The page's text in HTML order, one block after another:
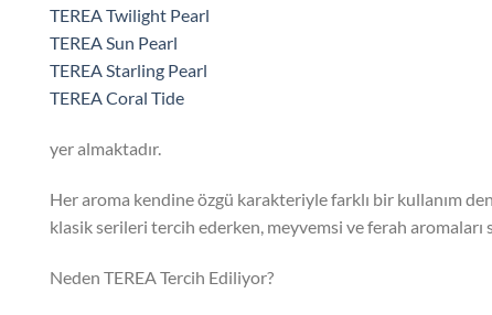
TEREA Twilight Pearl
TEREA Sun Pearl
TEREA Starling Pearl
TEREA Coral Tide
yer almaktadır.
Her aroma kendine özgü karakteriyle farklı bir kullanım
klasik serileri tercih ederken, meyvemsi ve ferah
Neden TEREA Tercih Ediliyor?